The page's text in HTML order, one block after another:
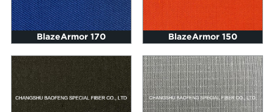
BlazeArmor 170 BlazeArmor 150